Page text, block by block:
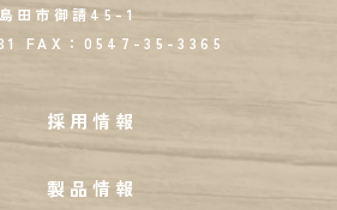
田市御請45-1
FAX： 0547-35-3365
採用情報
製品情報